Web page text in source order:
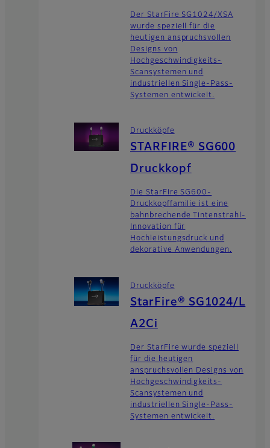
Der StarFire SG1024/XSA
wurde speziell für die
heutigen anspruchsvollen
Designs von
Hochgeschwindigkeits-
Scansystemen und
industriellen Single-Pass-
Systemen entwickelt.
Druckköpfe
STARFIRE® SG600
Druckkopf
Die StarFire SG600-
Druckkopffamilie ist eine
bahnbrechende Tintenstrahl-
Innovation für
Hochleistungsdruck und
dekorative Anwendungen.
Druckköpfe
StarFire® SG1024/L
A2Ci
Der StarFire wurde speziell
für die heutigen
anspruchsvollen Designs von
Hochgeschwindigkeits-
Scansystemen und
industriellen Single-Pass-
Systemen entwickelt.